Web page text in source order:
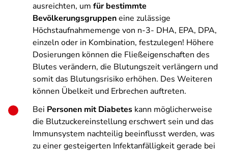
ausreichten, um für bestimmte
Bevölkerungsgruppeneine zulässige
Höchstaufnahmemenge von n-3- DHA, EPA, DPA,
einzeln oder in Kombination, festzulegen! Höhere
Dosierungen können die Fließeigenschaften des
Blutes verändern, die Blutungszeit verlängern und
somit das Blutungsrisiko erhöhen. Des Weiteren
können Übelkeit und Erbrechen auftreten.
Bei Personen mit Diabetes kann möglicherweise
die Blutzuckereinstellung erschwert sein und das
Immunsystem nachteilig beeinflusst werden, was
zu einer gesteigerten Infektanfälligkeit gerade bei